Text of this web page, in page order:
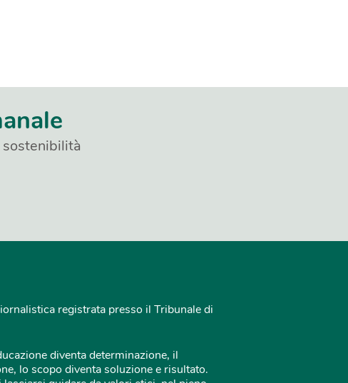
registrata presso il Tribunale di
diventa determinazione, il
lo scopo diventa soluzione e risultato.